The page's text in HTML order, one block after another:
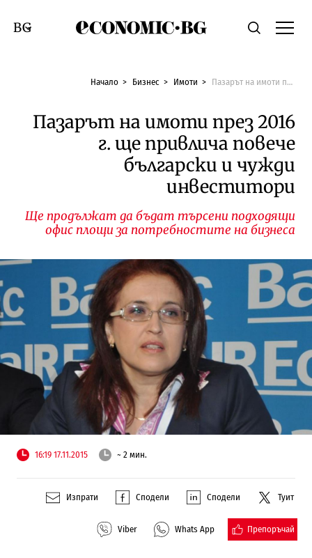
Economic.bgТърсене
Смяна на език
Начало Бизнес Имоти Пазарът на имоти през 2016 г. ще привлича повече български и чужди инвеститори
Пазарът на имоти през 2016
г. ще привлича повече
български и чужди
инвеститори
Ще продължат да бъдат търсени подходящи
офис площи за потребностите на бизнеса
16:19 17.11.2015 ~ 2 мин.
Изпрати Сподели Сподели Туит
Viber Whats App Препоръчай